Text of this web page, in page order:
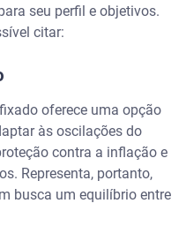
seu perfil e objetivos.
citar:
oferece uma opção
às oscilações do
contra a inflação e
Representa, portanto,
busca um equilíbrio entre